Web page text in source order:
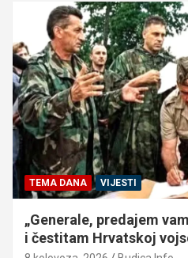
TEMA DANA VIJESTI
„Generale, predajem
i čestitam Hrvatskoj